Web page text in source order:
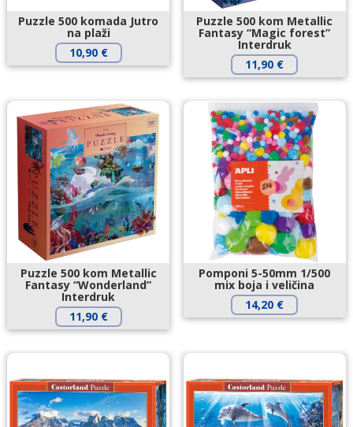
Puzzle 500 komada Jutro
na plaži
10,90 €
Puzzle 500 kom Metallic
Fantasy “Magic forest”
Interdruk
11,90 €
Puzzle 500 kom Metallic
Fantasy “Wonderland”
Interdruk
11,90 €
Pomponi 5-50mm 1/500
mix boja i veličina
14,20 €